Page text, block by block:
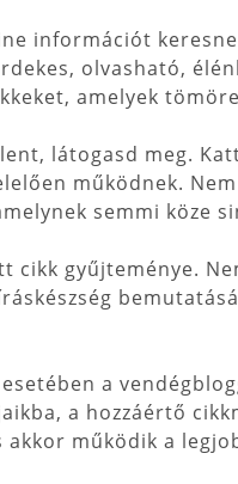
információt
olvasható,
amelyek
látogasd meg.
működnek.
semmi köze
cikk gyűjteménye.
a
a hozzáértő
működik a